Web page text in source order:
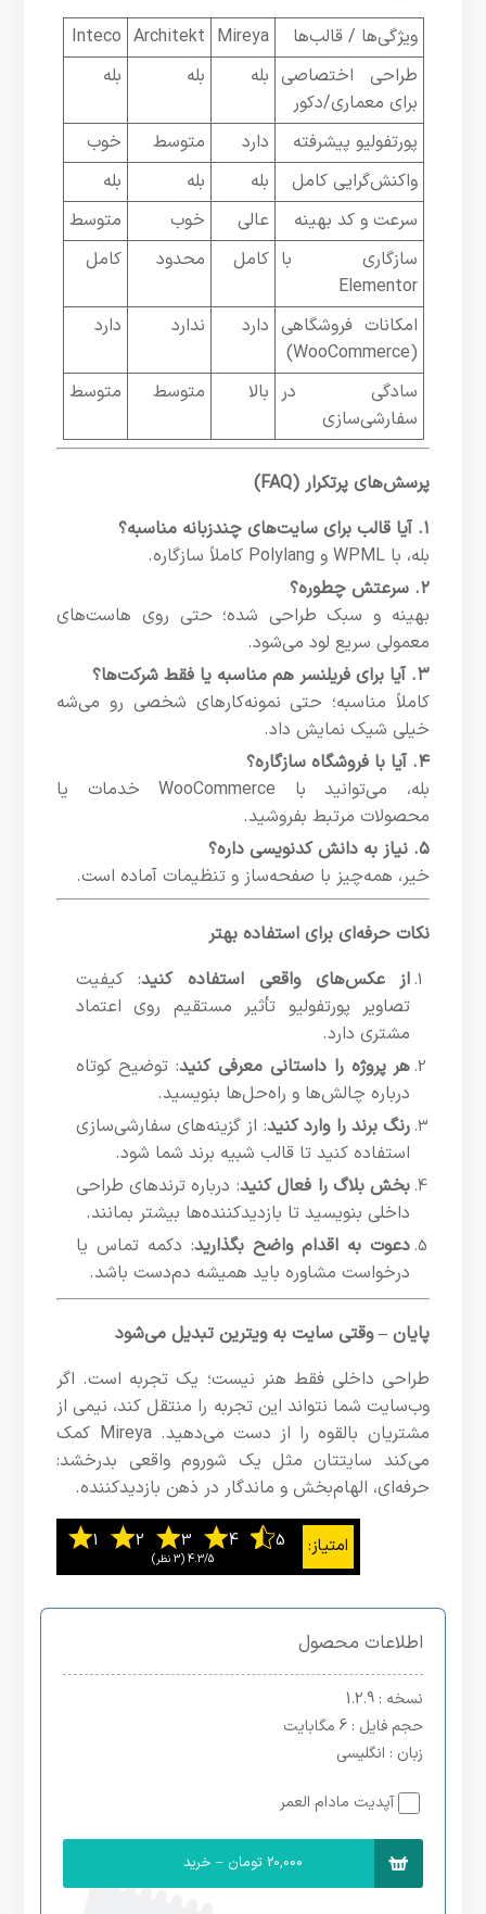
ویژگی‌ها / قالب‌ها
Mireya
Architekt
Inteco
طراحی اختصاصی
برای معماری/دکور
بله بله بله
پورتفولیو پیشرفته دارد متوسط
خوب
واکنش‌گرایی کامل
بله بله
بله
سرعت و کد بهینه
عالی خوب
متوسط
سازگاری با
Elementor
کامل محدود کامل
امکانات فروشگاهی
(WooCommerce)
دارد ندارد دارد
سادگی در
سفارشی‌سازی
بالا متوسط متوسط
پرسش‌های پرتکرار (FAQ)
۱. آیا قالب برای سایت‌های چندزبانه مناسبه؟
بله، با WPML و Polylang کاملاً سازگاره.
۲. سرعتش چطوره؟
بهینه و سبک طراحی شده؛ حتی روی هاست‌های
معمولی سریع لود می‌شود.
۳. آیا برای فریلنسر هم مناسبه یا فقط شرکت‌ها؟
کاملاً مناسبه؛ حتی نمونه‌کارهای شخصی رو می‌شه
خیلی شیک نمایش داد.
۴. آیا با فروشگاه سازگاره؟
بله، می‌توانید با WooCommerce خدمات یا
محصولات مرتبط بفروشید.
۵. نیاز به دانش کدنویسی داره؟
خیر، همه‌چیز با صفحه‌ساز و تنظیمات آماده است.
نکات حرفه‌ای برای استفاده بهتر
از عکس‌های واقعی استفاده کنید: کیفیت
تصاویر پورتفولیو تأثیر مستقیم روی اعتماد
مشتری دارد.
هر پروژه را داستانی معرفی کنید: توضیح کوتاه
درباره چالش‌ها و راه‌حل‌ها بنویسید.
رنگ برند را وارد کنید: از گزینه‌های سفارشی‌سازی
استفاده کنید تا قالب شبیه برند شما شود.
بخش بلاگ را فعال کنید: درباره ترندهای طراحی
داخلی بنویسید تا بازدیدکننده‌ها بیشتر بمانند.
دعوت به اقدام واضح بگذارید: دکمه تماس یا
درخواست مشاوره باید همیشه دم‌دست باشد.
پایان – وقتی سایت به ویترین تبدیل می‌شود
طراحی داخلی فقط هنر نیست؛ یک تجربه است. اگر
وب‌سایت شما نتواند این تجربه را منتقل کند، نیمی از
مشتریان بالقوه را از دست می‌دهید. Mireya کمک
می‌کند سایتتان مثل یک شو‌روم واقعی بدرخشد:
حرفه‌ای، الهام‌بخش و ماندگار در ذهن بازدیدکننده.
4.3/5
اطلاعات محصول
نسخه : 1.2.9
حجم فایل : 6 مگابایت
زبان : انگلیسی
آپدیت مادام العمر
20,000 تومان – خرید